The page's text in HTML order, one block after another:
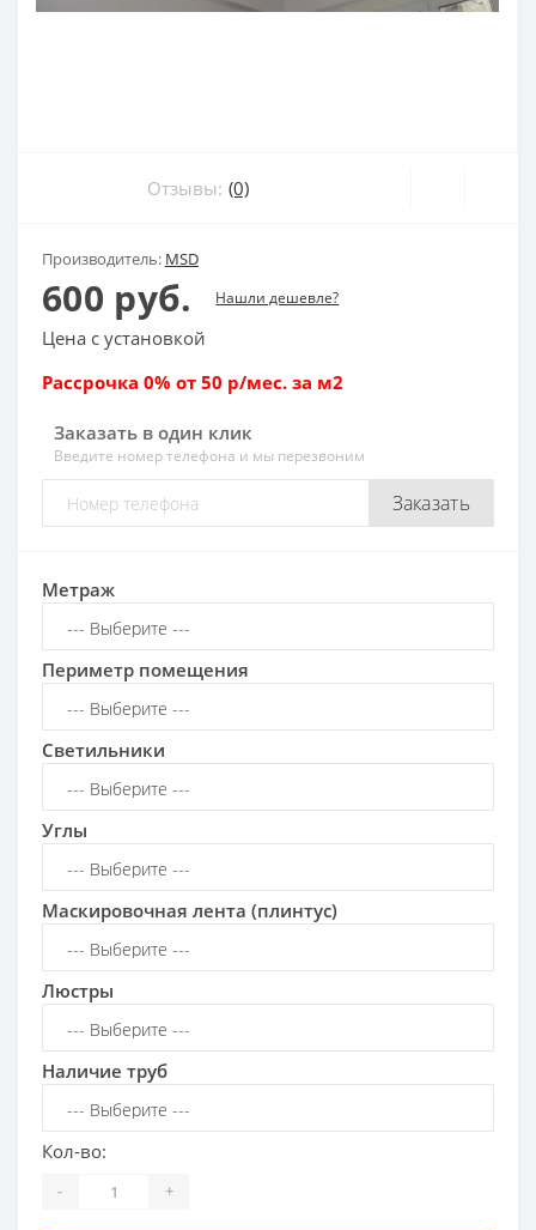
Отзывы: (0)
Производитель: MSD
600 руб. Нашли дешевле?
Цена с установкой
Рассрочка 0% от 50 р/мес. за м2
Заказать в один клик
Введите номер телефона и мы перезвоним
Заказать
Метраж
Периметр помещения
Светильники
Углы
Маскировочная лента (плинтус)
Люстры
Наличие труб
Кол-во:
- +